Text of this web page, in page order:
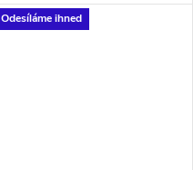
Odesíláme ihned